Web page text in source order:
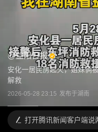
@益阳日报
安化一居民房起火，姐妹俩
解救
2026-05-28 23:15 发布于湖南
打开腾讯新闻客户端说